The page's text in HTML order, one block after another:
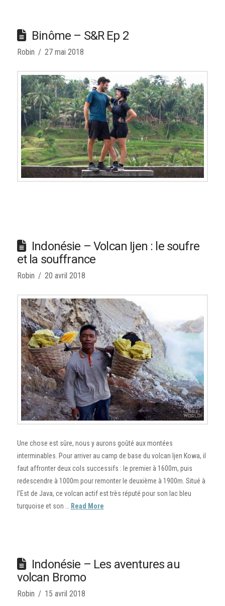
Binôme – S&R Ep 2
Robin 27 mai 2018
Indonésie – Volcan Ijen : le soufre
et la souffrance
Robin 20 avril 2018
Une chose est sûre, nous y aurons goûté aux montées
interminables. Pour arriver au camp de base du volcan Ijen Kowa, il
faut affronter deux cols successifs : le premier à 1600m, puis
redescendre à 1000m pour remonter le deuxième à 1900m. Situé à
l’Est de Java, ce volcan actif est très réputé pour son lac bleu
turquoise et son …
Read More
Indonésie – Les aventures au
volcan Bromo
Robin 15 avril 2018